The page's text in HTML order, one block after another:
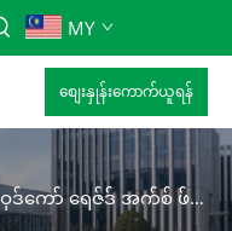
MY
စျေးနှုန်းကောက်ယူရန်
ဝုဒ်ကော် ရေဇ်ဒ် အက်စ် ဖ်လော်